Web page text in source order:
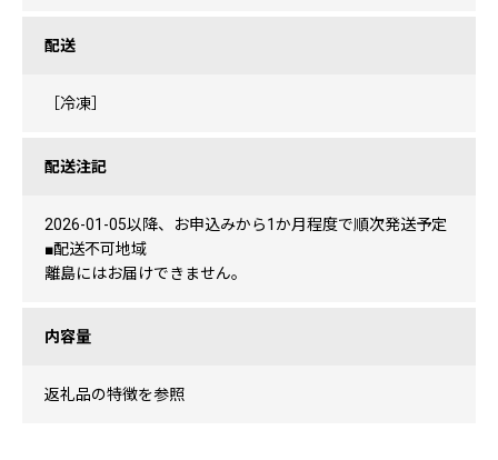
配送
［冷凍］
配送注記
2026-01-05以降、お申込みから1か月程度で順次発送予定
■配送不可地域
離島にはお届けできません。
内容量
返礼品の特徴を参照